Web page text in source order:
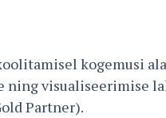
kogemusi
visualiseerimise
Partner).